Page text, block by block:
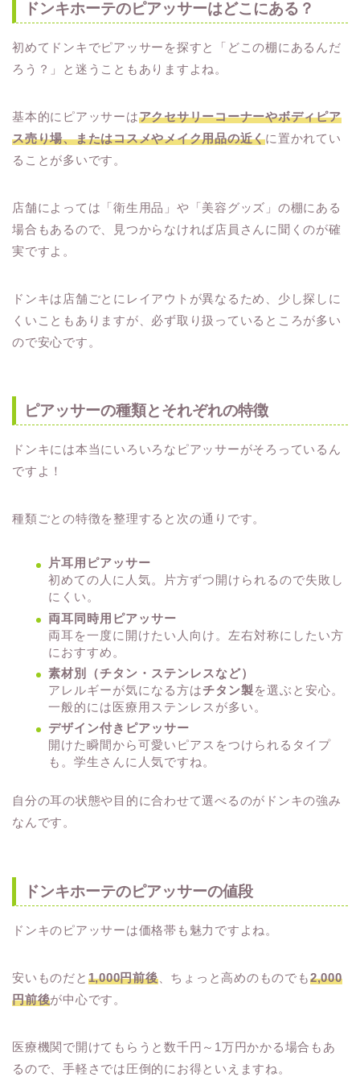
ドンキホーテのピアッサーはどこにある？
初めてドンキでピアッサーを探すと「どこの棚にあるんだ
ろう？」と迷うこともありますよね。
基本的にピアッサーはアクセサリーコーナーやボディピア
ス売り場、またはコスメやメイク用品の近くに置かれてい
ることが多いです。
店舗によっては「衛生用品」や「美容グッズ」の棚にある
場合もあるので、見つからなければ店員さんに聞くのが確
実ですよ。
ドンキは店舗ごとにレイアウトが異なるため、少し探しに
くいこともありますが、必ず取り扱っているところが多い
ので安心です。
ピアッサーの種類とそれぞれの特徴
ドンキには本当にいろいろなピアッサーがそろっているん
ですよ！
種類ごとの特徴を整理すると次の通りです。
片耳用ピアッサー
初めての人に人気。片方ずつ開けられるので失敗し
にくい。
両耳同時用ピアッサー
両耳を一度に開けたい人向け。左右対称にしたい方
におすすめ。
素材別（チタン・ステンレスなど）
アレルギーが気になる方はチタン製を選ぶと安心。
一般的には医療用ステンレスが多い。
デザイン付きピアッサー
開けた瞬間から可愛いピアスをつけられるタイプ
も。学生さんに人気ですね。
自分の耳の状態や目的に合わせて選べるのがドンキの強み
なんです。
ドンキホーテのピアッサーの値段
ドンキのピアッサーは価格帯も魅力ですよね。
安いものだと 1,000円前後、ちょっと高めのものでも2,000
円前後が中心です。
医療機関で開けてもらうと数千円～1万円かかる場合もあ
るので、手軽さでは圧倒的にお得といえますね。